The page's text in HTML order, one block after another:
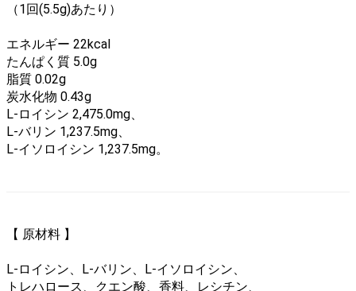
（1回(5.5g)あたり）
エネルギー 22kcal
たんぱく質 5.0g
脂質 0.02g
炭水化物 0.43g
L-ロイシン 2,475.0mg、
L-バリン 1,237.5mg、
L-イソロイシン 1,237.5mg。
【 原材料 】
L-ロイシン、L-バリン、L-イソロイシン、
トレハロース、クエン酸、香料、レシチン、